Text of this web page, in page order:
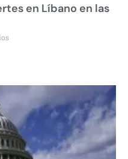
en Líbano en las